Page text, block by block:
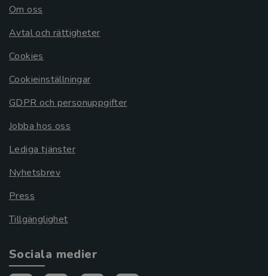
Om oss
Avtal och rättigheter
Cookies
Cookieinställningar
GDPR och personuppgifter
Jobba hos oss
Lediga tjänster
Nyhetsbrev
Press
Tillgänglighet
Sociala medier